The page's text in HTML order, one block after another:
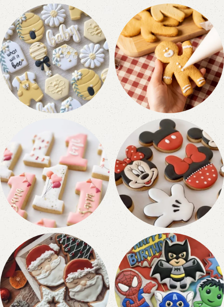
Eventos
31 productos
Repostería
9 productos
Números
21 productos
Dibujos Animados
72 productos